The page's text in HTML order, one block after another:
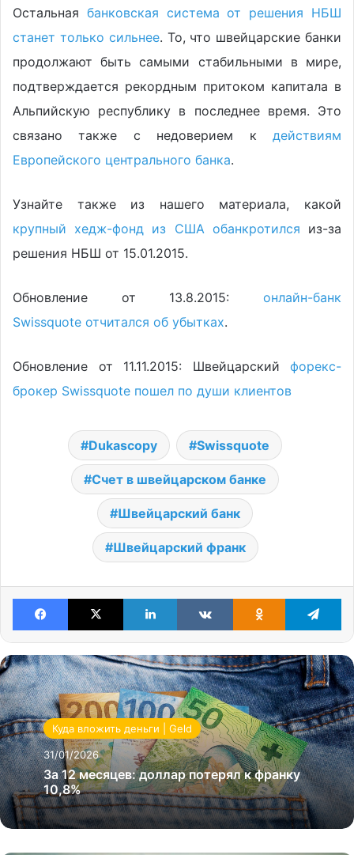
Остальная банковская система от решения НБШ
станет только сильнее. То, что швейцарские банки
продолжают быть самыми стабильными в мире,
подтверждается рекордным притоком капитала в
Альпийскую республику в последнее время. Это
связано также с недоверием к действиям
Европейского центрального банка.
Узнайте также из нашего материала, какой
крупный хедж-фонд из США обанкротился из-за
решения НБШ от 15.01.2015.
Обновление от 13.8.2015: онлайн-банк
Swissquote отчитался об убытках.
Обновление от 11.11.2015: Швейцарский форекс-
брокер Swissquote пошел по души клиентов
Dukascopy Swissquote
Счет в швейцарском банке
Швейцарский банк
Швейцарский франк
Facebook X LinkedIn VKontakteOdnoklassniki
Куда вложить деньги | Geld
31/01/2026
За 12 месяцев: доллар потерял к франку
10,8%